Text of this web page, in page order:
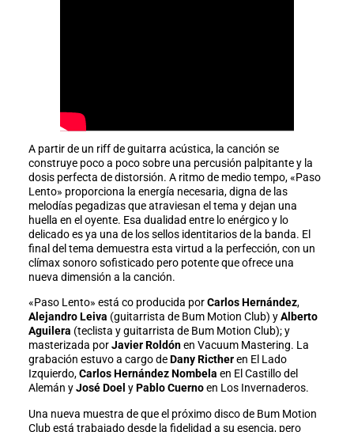
A partir de un riff de guitarra acústica, la canción se
construye poco a poco sobre una percusión palpitante y la
dosis perfecta de distorsión. A ritmo de medio tempo, «Paso
Lento» proporciona la energía necesaria, digna de las
melodías pegadizas que atraviesan el tema y dejan una
huella en el oyente. Esa dualidad entre lo enérgico y lo
delicado es ya una de los sellos identitarios de la banda. El
final del tema demuestra esta virtud a la perfección, con un
clímax sonoro sofisticado pero potente que ofrece una
nueva dimensión a la canción.
«Paso Lento» está co producida porCarlos Hernández,
Alejandro Leiva (guitarrista de Bum Motion Club) yAlberto
Aguilera (teclista y guitarrista de Bum Motion Club); y
masterizada porJavier Roldónen Vacuum Mastering. La
grabación estuvo a cargo de Dany Rictheren El Lado
Izquierdo,Carlos Hernández Nombela en El Castillo del
Alemán yJosé Doel y Pablo Cuernoen Los Invernaderos.
Una nueva muestra de que el próximo disco de Bum Motion
Club está trabajado desde la fidelidad a su esencia, pero